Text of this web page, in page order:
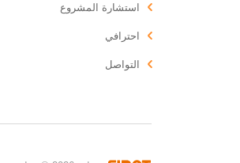
استشارة المشروع
احترافي
التواصل